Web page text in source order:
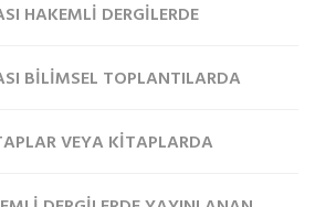
HAKEMLİ DERGİLERDE
BİLİMSEL TOPLANTILARDA
(PROCEEDINGS)
VEYA KİTAPLARDA